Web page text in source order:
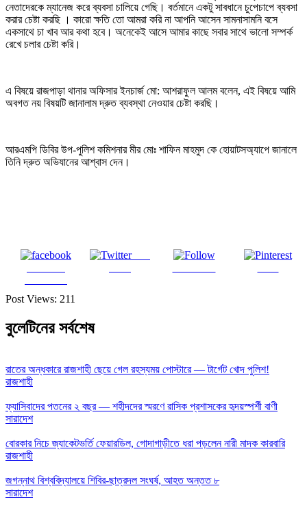
নেতাদেরকে ম্যানেজ করে ব্যবসা চালিয়ে গেছি। বর্তমানে একটু সাবধানে চুপেচাপে ব্যবসা
করার চেষ্টা করছি । কারো ক্ষতি তো আমরা করি না আপনি আসেন সামনাসামনি বসে
একসাথে চা খাব আর কথা হবে। অনেকেই আসে আমার কাছে সবার সাথে ভালো সম্পর্ক
রেখে চলার চেষ্টা করি।
এ বিষয়ে রাজপাড়া থানার অফিসার ইনচার্জ মো: আশরাফুল আলম বলেন, এই বিষয়ে আমি
অবগত নয় বিষয়টি জানালাম দ্রুত ব্যবস্থা নেওয়ার চেষ্টা করছি।
আরএমপি ডিবির উপ-পুলিশ কমিশনার মীর মোঃ শাফিন মাহমুদ কে হোয়াটসঅ্যাপে জানালে
তিনি দ্রুত অভিযানের আশ্বাস দেন।
Post
Post Views: 211
বুলেটিনের সর্বশেষ
রাতের অন্ধকারে রাজশাহী ছেয়ে গেল রহস্যময় পোস্টারে — টার্গেট খোদ পুলিশ!
রাজশাহী
ফ্যাসিবাদের পতনের ২ বছর — শহীদদের স্মরণে রাসিক প্রশাসকের হৃদয়স্পর্শী বাণী
সারাদেশ
বোরকার নিচে জ্যাকেটভর্তি ফেয়ারডিল, গোদাগাড়ীতে ধরা পড়লেন নারী মাদক কারবারি
রাজশাহী
জগন্নাথ বিশ্ববিদ্যালয়ে শিবির-ছাত্রদল সংঘর্ষ, আহত অন্তত ৮
সারাদেশ